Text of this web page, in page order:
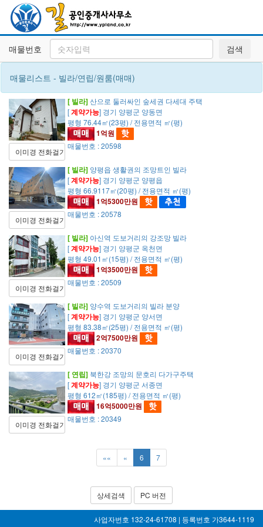
매물번호 검색
매물리스트 - 빌라/연립/원룸(매매)
[ 빌라]산으로 둘러싸인 숲세권 다세대 주택
[계약가능] 경기 양평군 양동면
평형 76.44㎡(23평) / 전용면적 ㎡(평)
1억원
매물번호 : 20598
이미경 전화걸기
[ 빌라] 양평읍 생활권의 조망트인 빌라
[계약가능] 경기 양평군 양평읍
평형 66.9117㎡(20평) / 전용면적 ㎡(평)
1억5300만원
매물번호 : 20578
이미경 전화걸기
[ 빌라] 아신역 도보거리의 강조망 빌라
[계약가능] 경기 양평군 옥천면
평형 49.01㎡(15평) / 전용면적 ㎡(평)
1억3500만원
매물번호 : 20509
이미경 전화걸기
[ 빌라] 양수역 도보거리의 빌라 분양
[계약가능] 경기 양평군 양서면
평형 83.38㎡(25평) / 전용면적 ㎡(평)
2억7500만원
매물번호 : 20370
이미경 전화걸기
[ 연립] 북한강 조망의 문호리 다가구주택
[계약가능] 경기 양평군 서종면
평형 612㎡(185평) / 전용면적 ㎡(평)
16억5000만원
매물번호 : 20349
이미경 전화걸기
«« « 6 7
상세검색 PC 버전
사업자번호 132-24-61708 | 등록번호 가3644-1119